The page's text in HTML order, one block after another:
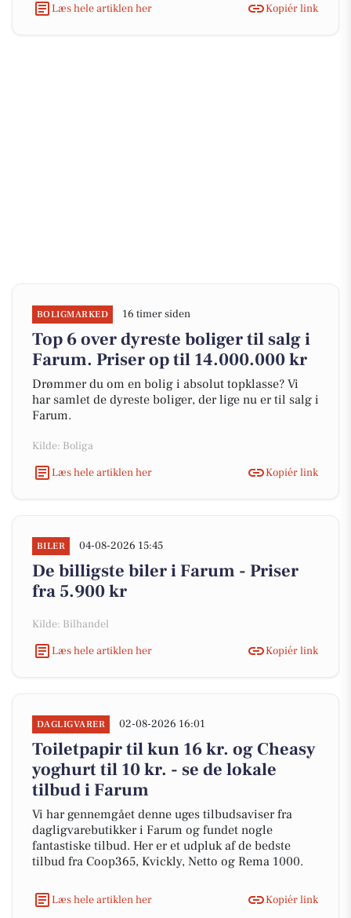
Læs hele artiklen her
Kopiér link
BOLIGMARKED 16 timer siden
Top 6 over dyreste boliger til salg i
Farum. Priser op til 14.000.000 kr
Drømmer du om en bolig i absolut topklasse? Vi
har samlet de dyreste boliger, der lige nu er til salg i
Farum.
Kilde: Boliga
Læs hele artiklen her
Kopiér link
BILER 04-08-2026 15:45
De billigste biler i Farum - Priser
fra 5.900 kr
Kilde: Bilhandel
Læs hele artiklen her
Kopiér link
DAGLIGVARER 02-08-2026 16:01
Toiletpapir til kun 16 kr. og Cheasy
yoghurt til 10 kr. - se de lokale
tilbud i Farum
Vi har gennemgået denne uges tilbudsaviser fra
dagligvarebutikker i Farum og fundet nogle
fantastiske tilbud. Her er et udpluk af de bedste
tilbud fra Coop365, Kvickly, Netto og Rema 1000.
Læs hele artiklen her Kopiér link